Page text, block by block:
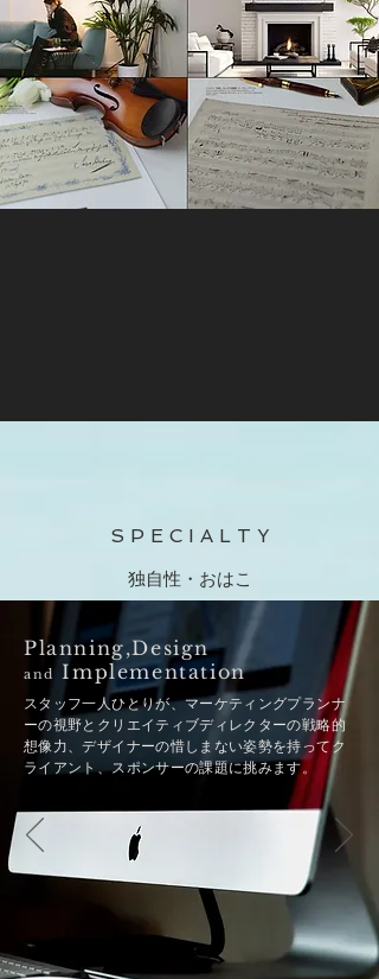
S P E C I A L T Y
独自性・おはこ
Planning,Design
and Implementation
​スタッフ一人ひとりが、マーケティングプランナ
ーの視野とクリエイティブディレクターの戦略的
想像力、デザイナーの惜しまない姿勢を持ってク
ライアント、スポンサーの課題に挑みます。